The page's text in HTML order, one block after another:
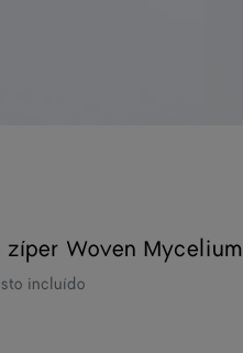
Woven Mycelium
incluído